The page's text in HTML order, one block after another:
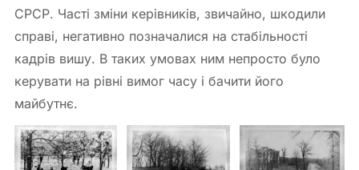
СРСР. Часті зміни керівників, звичайно, шкодили
справі, негативно позначалися на стабільності
кадрів вишу. В таких умовах ним непросто було
керувати на рівні вимог часу і бачити його
майбутнє.